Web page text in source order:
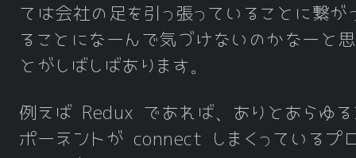
ては会社の足を引っ張っていることに繋が
ることになーんで気づけないのかなーと
とがしばしばあります。
例えば Redux であれば、ありとあらゆる
ポーネントが connect しまくっているプ